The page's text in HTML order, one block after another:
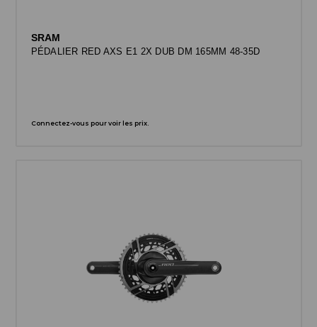
SRAM
PÉDALIER RED AXS E1 2X DUB DM 165MM 48-35D
Connectez-vous pour voir les prix.